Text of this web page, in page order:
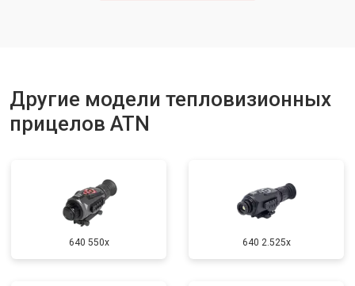
Другие модели тепловизионных
прицелов ATN
640 550x 640 2.525x